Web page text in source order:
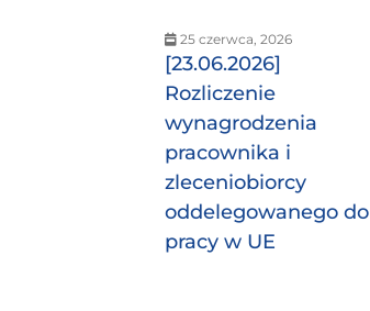
25 czerwca, 2026
[23.06.2026]
Rozliczenie
wynagrodzenia
pracownika i
zleceniobiorcy
oddelegowanego do
pracy w UE